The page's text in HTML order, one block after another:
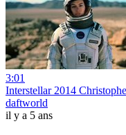
3:01
Interstellar 2014
daftworld
il y a 5 ans